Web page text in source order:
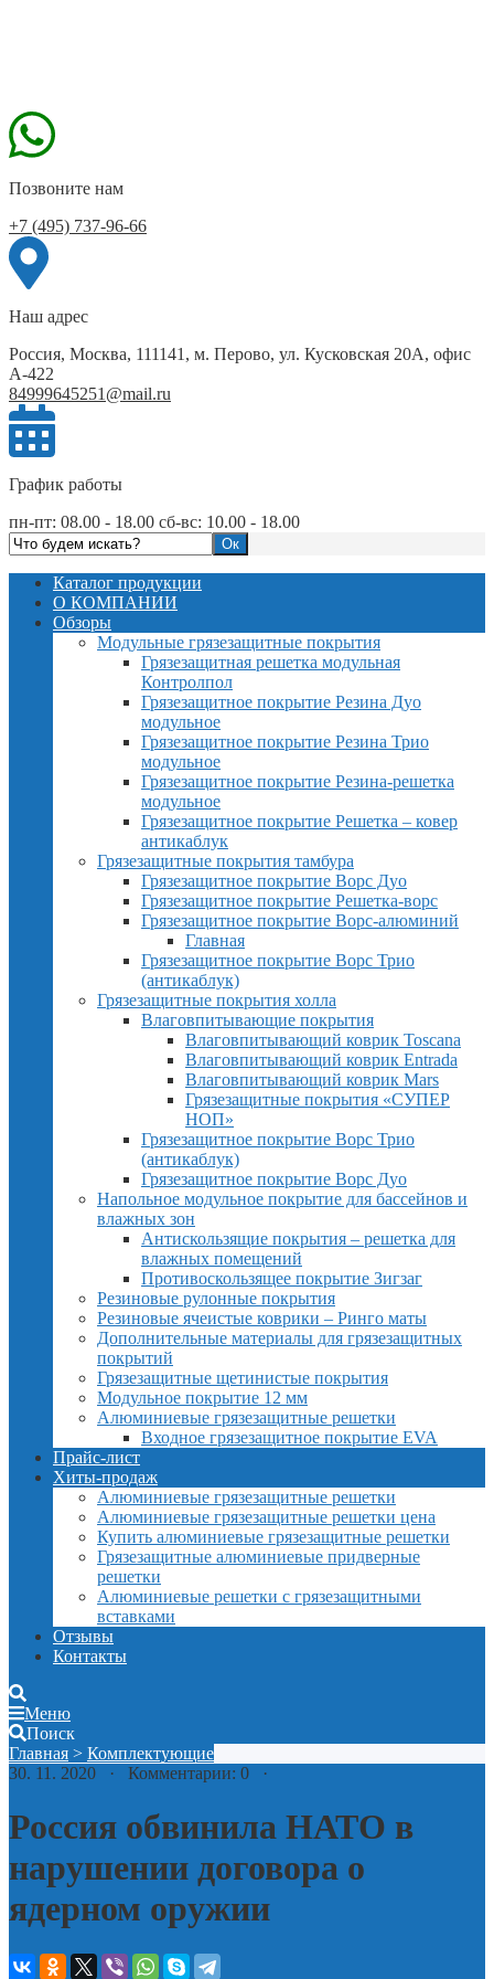
Позвоните нам
+7 (495) 737-96-66
Наш адрес
Россия, Москва, 111141, м. Перово, ул. Кусковская 20А, офис
А-422
84999645251@mail.ru
График работы
пн-пт: 08.00 - 18.00 сб-вс: 10.00 - 18.00
Каталог продукции
О КОМПАНИИ
Обзоры
Модульные грязезащитные покрытия
Грязезащитная решетка модульная
Контролпол
Грязезащитное покрытие Резина Дуо
модульное
Грязезащитное покрытие Резина Трио
модульное
Грязезащитное покрытие Резина-решетка
модульное
Грязезащитное покрытие Решетка – ковер
антикаблук
Грязезащитные покрытия тамбура
Грязезащитное покрытие Ворс Дуо
Грязезащитное покрытие Решетка-ворс
Грязезащитное покрытие Ворс-алюминий
Главная
Грязезащитное покрытие Ворс Трио
(антикаблук)
Грязезащитные покрытия холла
Влаговпитывающие покрытия
Влаговпитывающий коврик Toscana
Влаговпитывающий коврик Entrada
Влаговпитывающий коврик Mars
Грязезащитные покрытия «СУПЕР
НОП»
Грязезащитное покрытие Ворс Трио
(антикаблук)
Грязезащитное покрытие Ворс Дуо
Напольное модульное покрытие для бассейнов и
влажных зон
Антискользящие покрытия – решетка для
влажных помещений
Противоскользящее покрытие Зигзаг
Резиновые рулонные покрытия
Резиновые ячеистые коврики – Ринго маты
Дополнительные материалы для грязезащитных
покрытий
Грязезащитные щетинистые покрытия
Модульное покрытие 12 мм
Алюминиевые грязезащитные решетки
Входное грязезащитное покрытие EVA
Прайс-лист
Хиты-продаж
Алюминиевые грязезащитные решетки
Алюминиевые грязезащитные решетки цена
Купить алюминиевые грязезащитные решетки
Грязезащитные алюминиевые придверные
решетки
Алюминиевые решетки с грязезащитными
вставками
Отзывы
Контакты
Меню
Поиск
Главная > Комплектующие
30. 11. 2020 · Комментарии: 0 ·
Россия обвинила НАТО в
нарушении договора о
ядерном оружии